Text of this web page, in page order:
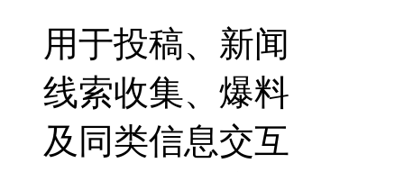
用于投稿、新闻
线索收集、爆料
及同类信息交互